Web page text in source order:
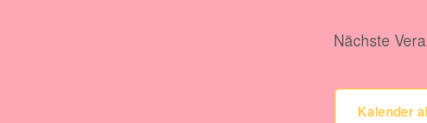
Nächste
Kalender